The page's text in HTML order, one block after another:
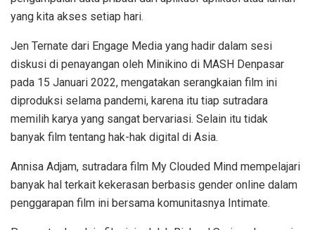
yang kita akses setiap hari.
Jen Ternate dari Engage Media yang hadir dalam sesi
diskusi di penayangan oleh Minikino di MASH Denpasar
pada 15 Januari 2022, mengatakan serangkaian film ini
diproduksi selama pandemi, karena itu tiap sutradara
memilih karya yang sangat bervariasi. Selain itu tidak
banyak film tentang hak-hak digital di Asia.
Annisa Adjam, sutradara film My Clouded Mind mempelajari
banyak hal terkait kekerasan berbasis gender online dalam
penggarapan film ini bersama komunitasnya Intimate.